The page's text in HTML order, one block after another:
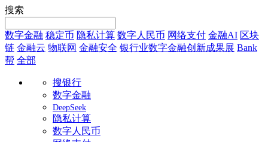
搜索
数字金融 稳定币 隐私计算 数字人民币 网络支付 金融AI 区块
链 金融云 物联网 金融安全 银行业数字金融创新成果展 Bank
帮 全部
搜银行
数字金融
DeepSeek
隐私计算
数字人民币